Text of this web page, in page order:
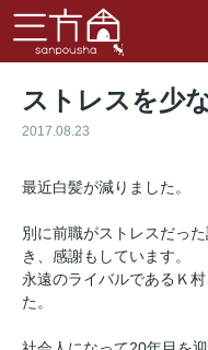
ストレスを少
2017.08.23
最近白髪が減りました。
別に前職がストレスだっ
き、感謝もしています。
永遠のライバルであるＫ
た。